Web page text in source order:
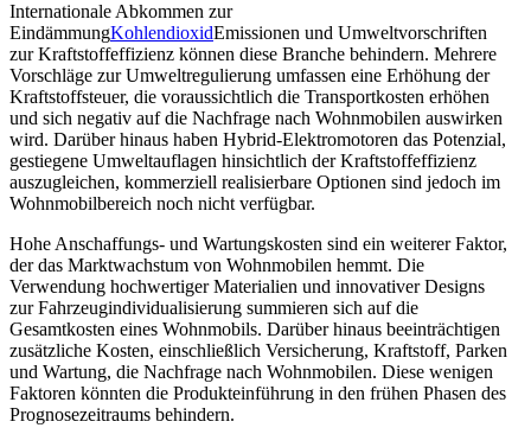
Internationale Abkommen zur
EindämmungKohlendioxidEmissionen und Umweltvorschriften
zur Kraftstoffeffizienz können diese Branche behindern. Mehrere
Vorschläge zur Umweltregulierung umfassen eine Erhöhung der
Kraftstoffsteuer, die voraussichtlich die Transportkosten erhöhen
und sich negativ auf die Nachfrage nach Wohnmobilen auswirken
wird. Darüber hinaus haben Hybrid-Elektromotoren das Potenzial,
gestiegene Umweltauflagen hinsichtlich der Kraftstoffeffizienz
auszugleichen, kommerziell realisierbare Optionen sind jedoch im
Wohnmobilbereich noch nicht verfügbar.
Hohe Anschaffungs- und Wartungskosten sind ein weiterer Faktor,
der das Marktwachstum von Wohnmobilen hemmt. Die
Verwendung hochwertiger Materialien und innovativer Designs
zur Fahrzeugindividualisierung summieren sich auf die
Gesamtkosten eines Wohnmobils. Darüber hinaus beeinträchtigen
zusätzliche Kosten, einschließlich Versicherung, Kraftstoff, Parken
und Wartung, die Nachfrage nach Wohnmobilen. Diese wenigen
Faktoren könnten die Produkteinführung in den frühen Phasen des
Prognosezeitraums behindern.